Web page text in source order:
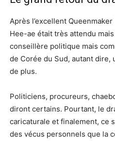
Après l’excellent
Hee-ae était très attendu
conseillère politique mais
de Corée du Sud, autant dire,
de plus.
Politiciens, procureurs,
diront certains. Pourtant, le
caricaturale et finalement, ce
des vécus personnels que la